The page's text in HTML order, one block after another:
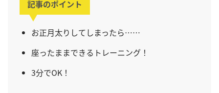
記事のポイント
お正月太りしてしまったら……
座ったままできるトレーニング！
3分でOK！